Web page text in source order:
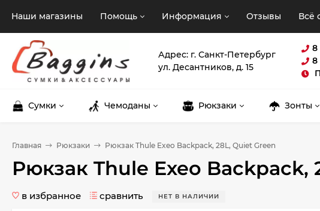
Наши магазины Помощь Информация Отзывы Всё
Адрес: г. Санкт-Петербург
ул. Десантников, д. 15
8
8
Сумки Чемоданы Рюкзаки Зонты
Главная Рюкзаки Рюкзак Thule Exeo Backpack, 28L, Quiet Green
Рюкзак Thule Exeo Backpack,
в избранное сравнить НЕТ В НАЛИЧИИ